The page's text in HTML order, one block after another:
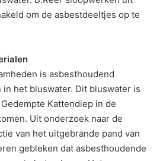
om de asbestdeeltjes op te
is asbesthoudend
in het bluswater. Dit bluswater is
Kattendiep in de
Uit onderzoek naar de
van het uitgebrande pand van
gebleken dat asbesthoudende